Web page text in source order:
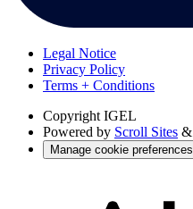
Legal Notice
Privacy Policy
Terms + Conditions
Copyright IGEL
Powered by Scroll Sites &
Manage cookie preferences